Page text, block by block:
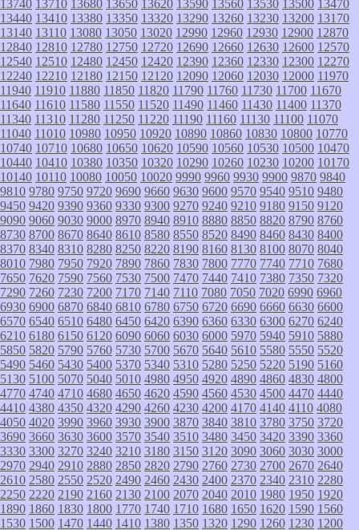
13740 13710 13680 13650 13620 13590 13560 13530 13500 13470
13440 13410 13380 13350 13320 13290 13260 13230 13200 13170
13140 13110 13080 13050 13020 12990 12960 12930 12900 12870
12840 12810 12780 12750 12720 12690 12660 12630 12600 12570
12540 12510 12480 12450 12420 12390 12360 12330 12300 12270
12240 12210 12180 12150 12120 12090 12060 12030 12000 11970
11940 11910 11880 11850 11820 11790 11760 11730 11700 11670
11640 11610 11580 11550 11520 11490 11460 11430 11400 11370
11340 11310 11280 11250 11220 11190 11160 11130 11100 11070
11040 11010 10980 10950 10920 10890 10860 10830 10800 10770
10740 10710 10680 10650 10620 10590 10560 10530 10500 10470
10440 10410 10380 10350 10320 10290 10260 10230 10200 10170
10140 10110 10080 10050 10020 9990 9960 9930 9900 9870 9840
9810 9780 9750 9720 9690 9660 9630 9600 9570 9540 9510 9480
9450 9420 9390 9360 9330 9300 9270 9240 9210 9180 9150 9120
9090 9060 9030 9000 8970 8940 8910 8880 8850 8820 8790 8760
8730 8700 8670 8640 8610 8580 8550 8520 8490 8460 8430 8400
8370 8340 8310 8280 8250 8220 8190 8160 8130 8100 8070 8040
8010 7980 7950 7920 7890 7860 7830 7800 7770 7740 7710 7680
7650 7620 7590 7560 7530 7500 7470 7440 7410 7380 7350 7320
7290 7260 7230 7200 7170 7140 7110 7080 7050 7020 6990 6960
6930 6900 6870 6840 6810 6780 6750 6720 6690 6660 6630 6600
6570 6540 6510 6480 6450 6420 6390 6360 6330 6300 6270 6240
6210 6180 6150 6120 6090 6060 6030 6000 5970 5940 5910 5880
5850 5820 5790 5760 5730 5700 5670 5640 5610 5580 5550 5520
5490 5460 5430 5400 5370 5340 5310 5280 5250 5220 5190 5160
5130 5100 5070 5040 5010 4980 4950 4920 4890 4860 4830 4800
4770 4740 4710 4680 4650 4620 4590 4560 4530 4500 4470 4440
4410 4380 4350 4320 4290 4260 4230 4200 4170 4140 4110 4080
4050 4020 3990 3960 3930 3900 3870 3840 3810 3780 3750 3720
3690 3660 3630 3600 3570 3540 3510 3480 3450 3420 3390 3360
3330 3300 3270 3240 3210 3180 3150 3120 3090 3060 3030 3000
2970 2940 2910 2880 2850 2820 2790 2760 2730 2700 2670 2640
2610 2580 2550 2520 2490 2460 2430 2400 2370 2340 2310 2280
2250 2220 2190 2160 2130 2100 2070 2040 2010 1980 1950 1920
1890 1860 1830 1800 1770 1740 1710 1680 1650 1620 1590 1560
1530 1500 1470 1440 1410 1380 1350 1320 1290 1260 1230 1200